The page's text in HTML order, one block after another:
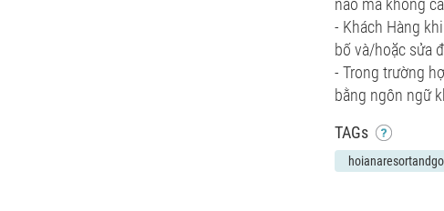
nào mà không
- Khách Hàng
bố và/hoặc sửa
- Trong trường
bằng ngôn ngữ
TAGs